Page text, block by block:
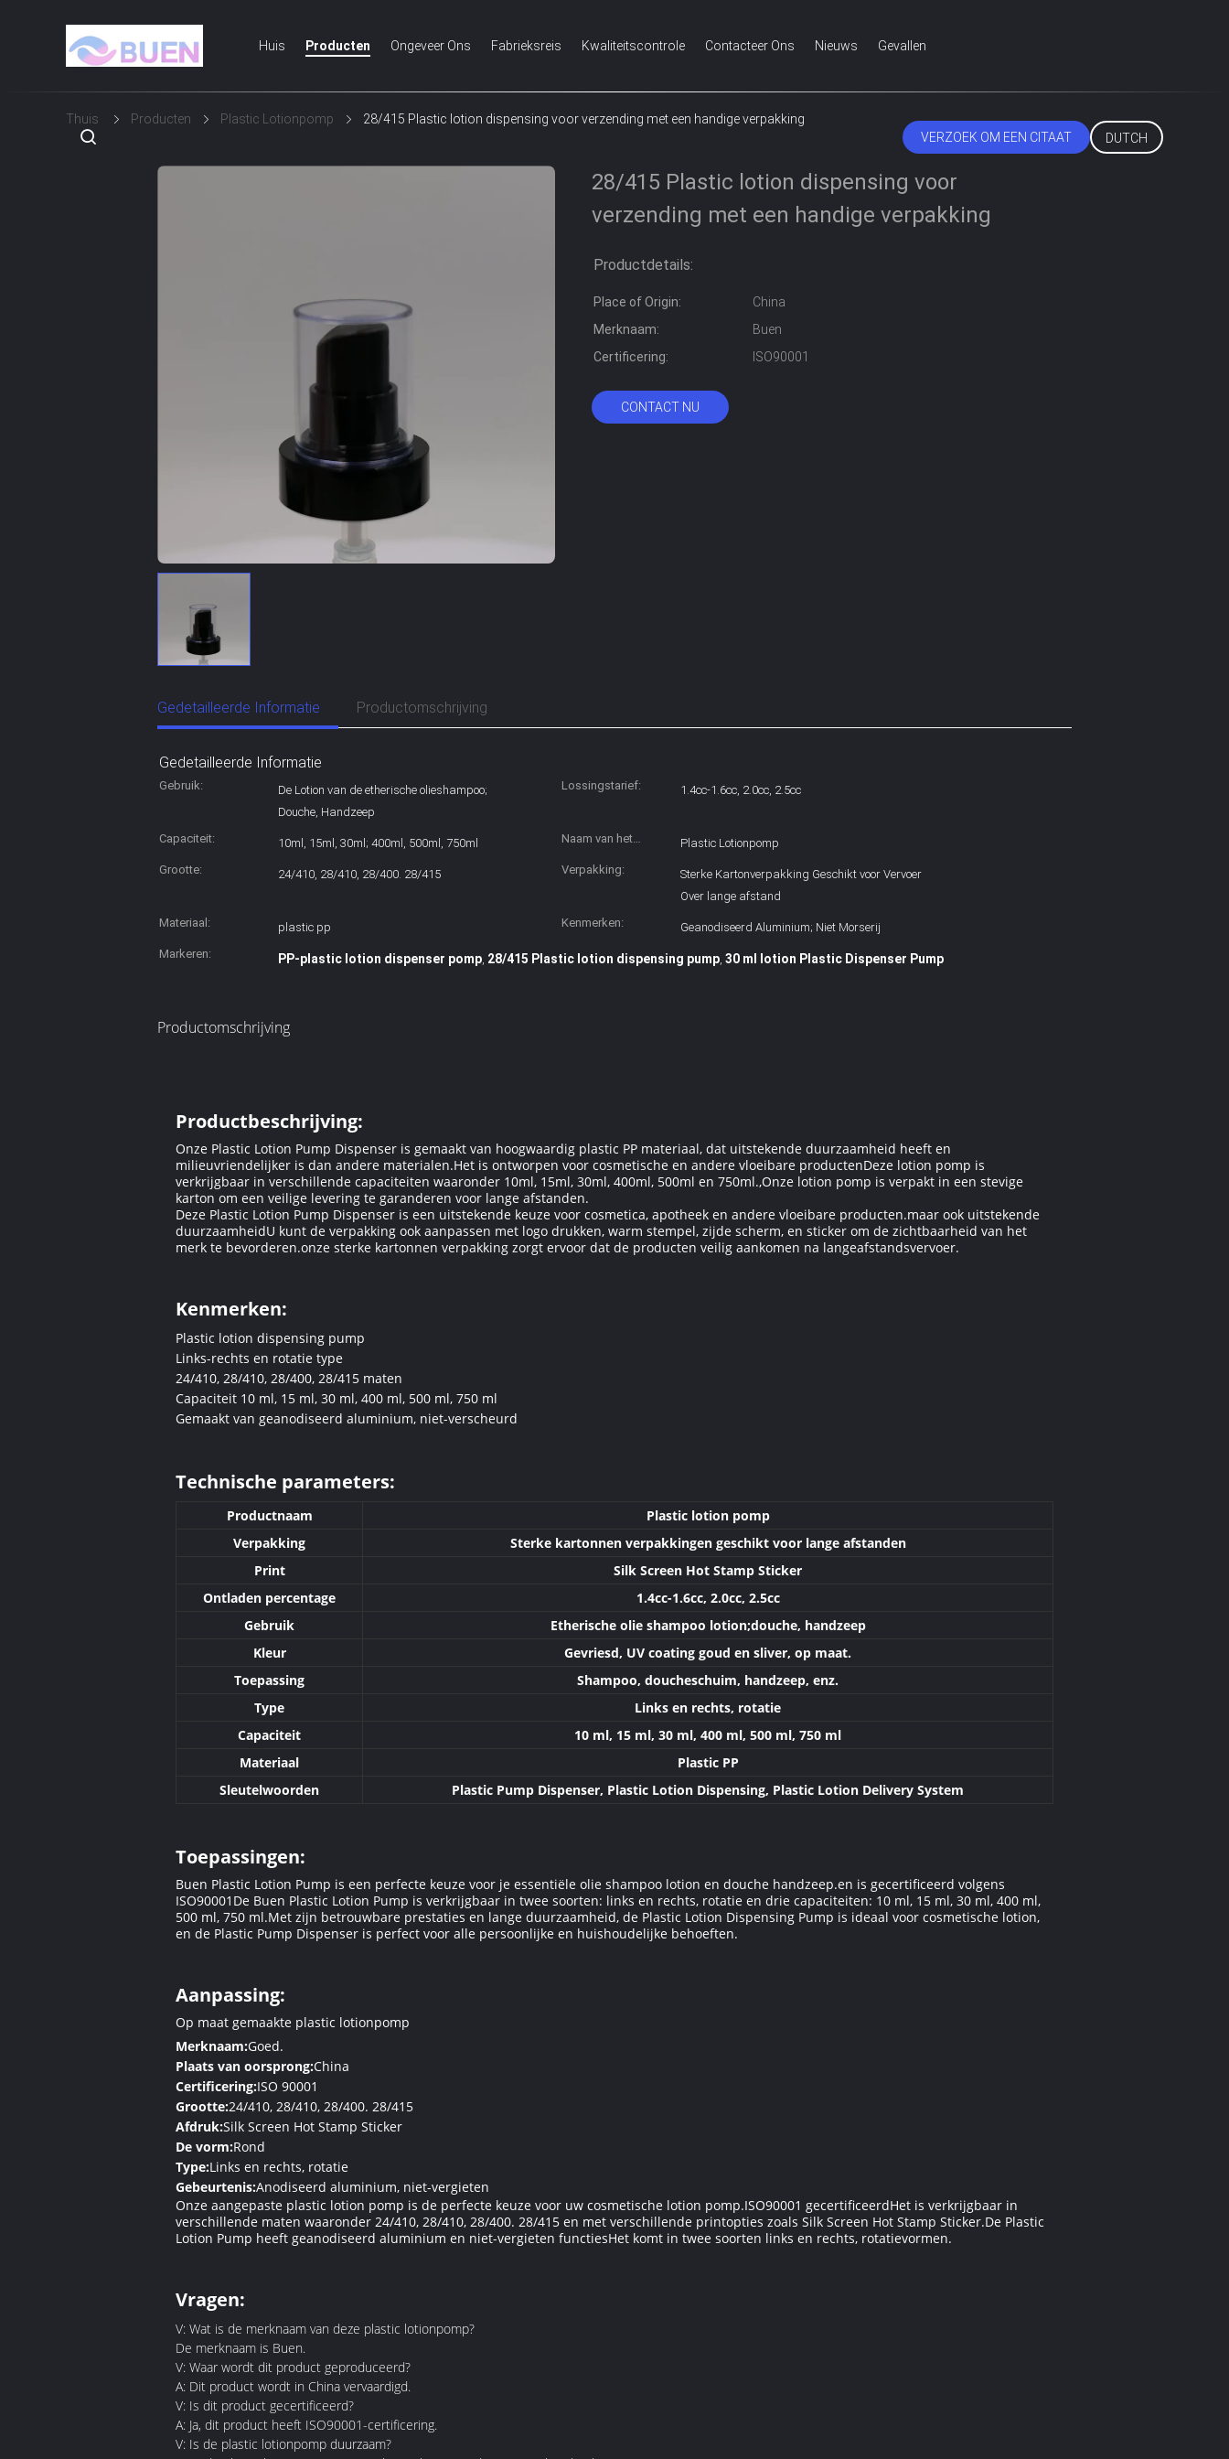
Huis Producten Ongeveer Ons Fabrieksreis Kwaliteitscontrole Contacteer Ons Nieuws Gevallen
VERZOEK OM EEN CITAAT DUTCH
Thuis Producten Plastic Lotionpomp 28/415 Plastic lotion dispensing voor verzending met een handige verpakking
28/415 Plastic lotion dispensing voor
verzending met een handige verpakking
Productdetails:
Place of Origin:
China
Merknaam:
Buen
Certificering:
ISO90001
CONTACT NU
Gedetailleerde Informatie Productomschrijving
Gedetailleerde Informatie
Gebruik:
De Lotion van de etherische olieshampoo;
Douche, Handzeep
Lossingstarief: 1.4cc-1.6cc, 2.0cc, 2.5cc
Capaciteit: 10ml, 15ml, 30ml; 400ml, 500ml, 750ml
Naam van het
Plastic Lotionpomp
Grootte:
24/410, 28/410, 28/400. 28/415 Verpakking:
Sterke Kartonverpakking Geschikt voor Vervoer
Over lange afstand
Materiaal:
plastic pp Kenmerken:
Geanodiseerd Aluminium; Niet Morserij
Markeren:
PP-plastic lotion dispenser pomp, 28/415 Plastic lotion dispensing pump, 30 ml lotion Plastic Dispenser Pump
Productomschrijving
Productbeschrijving:
Onze Plastic Lotion Pump Dispenser is gemaakt van hoogwaardig plastic PP materiaal, dat uitstekende duurzaamheid heeft en
milieuvriendelijker is dan andere materialen.Het is ontworpen voor cosmetische en andere vloeibare productenDeze lotion pomp is
verkrijgbaar in verschillende capaciteiten waaronder 10ml, 15ml, 30ml, 400ml, 500ml en 750ml.,Onze lotion pomp is verpakt in een stevige
karton om een veilige levering te garanderen voor lange afstanden.
Deze Plastic Lotion Pump Dispenser is een uitstekende keuze voor cosmetica, apotheek en andere vloeibare producten.maar ook uitstekende
duurzaamheidU kunt de verpakking ook aanpassen met logo drukken, warm stempel, zijde scherm, en sticker om de zichtbaarheid van het
merk te bevorderen.onze sterke kartonnen verpakking zorgt ervoor dat de producten veilig aankomen na langeafstandsvervoer.
Kenmerken:
Plastic lotion dispensing pump
Links-rechts en rotatie type
24/410, 28/410, 28/400, 28/415 maten
Capaciteit 10 ml, 15 ml, 30 ml, 400 ml, 500 ml, 750 ml
Gemaakt van geanodiseerd aluminium, niet-verscheurd
Technische parameters:
Productnaam
Plastic lotion pomp
Verpakking
Sterke kartonnen verpakkingen geschikt voor lange afstanden
Print
Silk Screen Hot Stamp Sticker
Ontladen percentage
1.4cc-1.6cc, 2.0cc, 2.5cc
Gebruik
Etherische olie shampoo lotion;douche, handzeep
Kleur
Gevriesd, UV coating goud en sliver, op maat.
Toepassing
Shampoo, doucheschuim, handzeep, enz.
Type
Links en rechts, rotatie
Capaciteit
10 ml, 15 ml, 30 ml, 400 ml, 500 ml, 750 ml
Materiaal
Plastic PP
Sleutelwoorden
Plastic Pump Dispenser, Plastic Lotion Dispensing, Plastic Lotion Delivery System
Toepassingen:
Buen Plastic Lotion Pump is een perfecte keuze voor je essentiële olie shampoo lotion en douche handzeep.en is gecertificeerd volgens
ISO90001De Buen Plastic Lotion Pump is verkrijgbaar in twee soorten: links en rechts, rotatie en drie capaciteiten: 10 ml, 15 ml, 30 ml, 400 ml,
500 ml, 750 ml.Met zijn betrouwbare prestaties en lange duurzaamheid, de Plastic Lotion Dispensing Pump is ideaal voor cosmetische lotion,
en de Plastic Pump Dispenser is perfect voor alle persoonlijke en huishoudelijke behoeften.
Aanpassing:
Op maat gemaakte plastic lotionpomp
Merknaam:Goed.
Plaats van oorsprong:China
Certificering:ISO 90001
Grootte:24/410, 28/410, 28/400. 28/415
Afdruk:Silk Screen Hot Stamp Sticker
De vorm:Rond
Type:Links en rechts, rotatie
Gebeurtenis:Anodiseerd aluminium, niet-vergieten
Onze aangepaste plastic lotion pomp is de perfecte keuze voor uw cosmetische lotion pomp.ISO90001 gecertificeerdHet is verkrijgbaar in
verschillende maten waaronder 24/410, 28/410, 28/400. 28/415 en met verschillende printopties zoals Silk Screen Hot Stamp Sticker.De Plastic
Lotion Pump heeft geanodiseerd aluminium en niet-vergieten functiesHet komt in twee soorten links en rechts, rotatievormen.
Vragen:
V: Wat is de merknaam van deze plastic lotionpomp?
De merknaam is Buen.
V: Waar wordt dit product geproduceerd?
A: Dit product wordt in China vervaardigd.
V: Is dit product gecertificeerd?
A: Ja, dit product heeft ISO90001-certificering.
V: Is de plastic lotionpomp duurzaam?